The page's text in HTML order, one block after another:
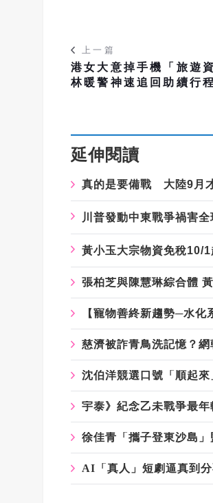
上一篇
港女大意掉手機「旅遊
林暖警神速追回助續行程
延伸閱讀
真的是要備戰 大陸9月
川普發動中東戰爭禍害
黃小玉大宗物資免稅10/
張柏芝與陳慧琳綜合體
【寵物善終新趨勢─水
慈濟被詐青鳥洗記憶？
沈伯洋競選口號「順起
宇泰》紀念乙未戰爭最年
徐佳青「攜子登東沙島
AI「真人」短劇逼真到